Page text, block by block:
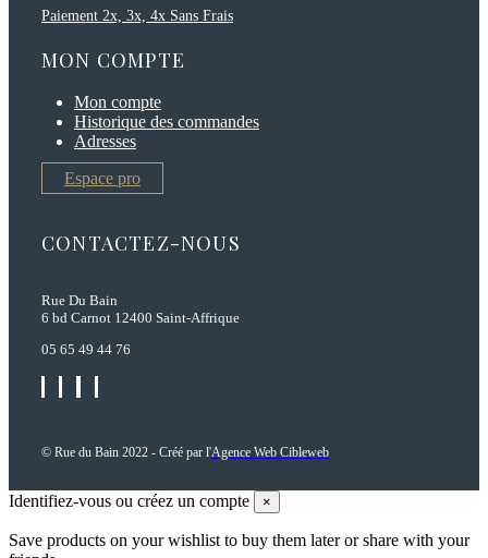
Paiement 2x, 3x, 4x Sans Frais
MON COMPTE
Mon compte
Historique des commandes
Adresses
Espace pro
CONTACTEZ-NOUS
Rue Du Bain
6 bd Carnot 12400 Saint-Affrique
05 65 49 44 76
© Rue du Bain 2022 - Créé par l'Agence Web Cibleweb
Identifiez-vous ou créez un compte ×
Save products on your wishlist to buy them later or share with your